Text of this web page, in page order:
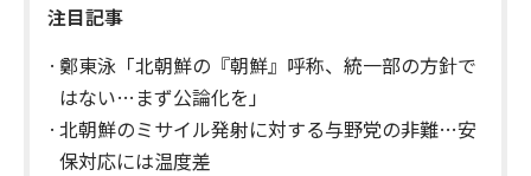
注目記事
鄭東泳「北朝鮮の『朝鮮』呼称、統一部の方針で
はない…まず公論化を」
北朝鮮のミサイル発射に対する与野党の非難…安
保対応には温度差